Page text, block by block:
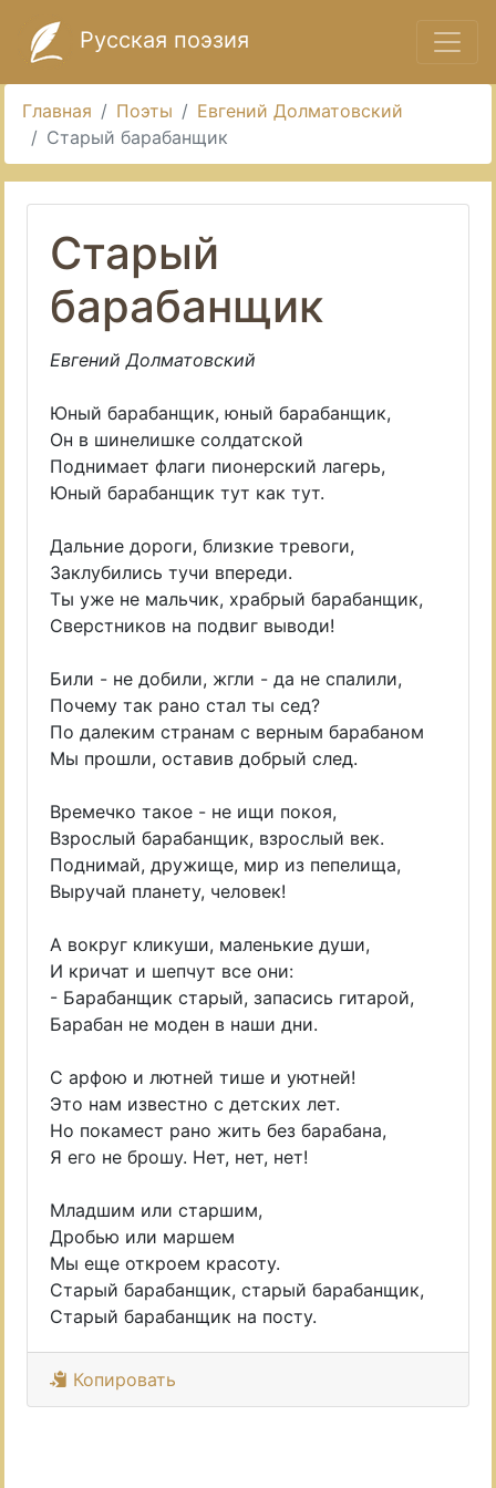
Русская поэзия
Главная Поэты
Евгений Долматовский
Старый барабанщик
Старый
барабанщик
Евгений Долматовский
Юный барабанщик, юный барабанщик,
Он в шинелишке солдатской
Поднимает флаги пионерский лагерь,
Юный барабанщик тут как тут.
Дальние дороги, близкие тревоги,
Заклубились тучи впереди.
Ты уже не мальчик, храбрый барабанщик,
Сверстников на подвиг выводи!
Били - не добили, жгли - да не спалили,
Почему так рано стал ты сед?
По далеким странам с верным барабаном
Мы прошли, оставив добрый след.
Времечко такое - не ищи покоя,
Взрослый барабанщик, взрослый век.
Поднимай, дружище, мир из пепелища,
Выручай планету, человек!
А вокруг кликуши, маленькие души,
И кричат и шепчут все они:
- Барабанщик старый, запасись гитарой,
Барабан не моден в наши дни.
С арфою и лютней тише и уютней!
Это нам известно с детских лет.
Но покамест рано жить без барабана,
Я его не брошу. Нет, нет, нет!
Младшим или старшим,
Дробью или маршем
Мы еще откроем красоту.
Старый барабанщик, старый барабанщик,
Старый барабанщик на посту.
Копировать